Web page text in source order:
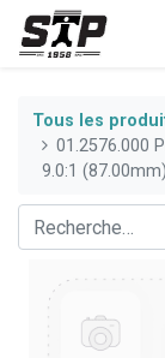
Tous les
01.2576.000
9.0:1 (87.00mm)